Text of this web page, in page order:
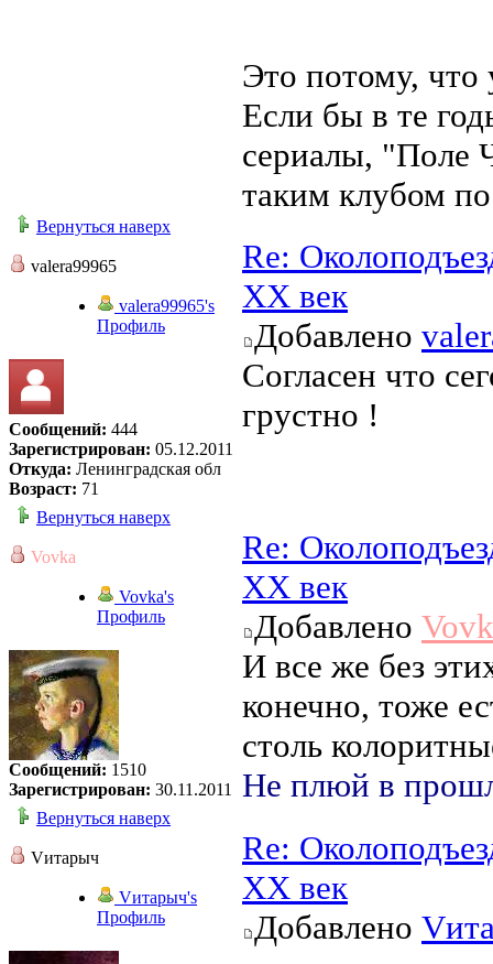
Это потому, что
Если бы в те
сериалы, "Поле
таким клубом
Вернуться наверх
valera99965
valera99965's
Профиль
Сообщений: 444
Зарегистрирован: 05.12.2011
Откуда: Ленинградская обл
Возраст: 71
Re:
ХХ век
Добавлено
Согласен что
грустно !
Вернуться наверх
Vovka
Vovka's
Профиль
Сообщений: 1510
Зарегистрирован: 30.11.2011
Re:
ХХ век
Добавлено
И все же без
конечно, тоже
столь
Не плюй в
Вернуться наверх
Vитарыч
Vитарыч's
Профиль
Re:
ХХ век
Добавлено